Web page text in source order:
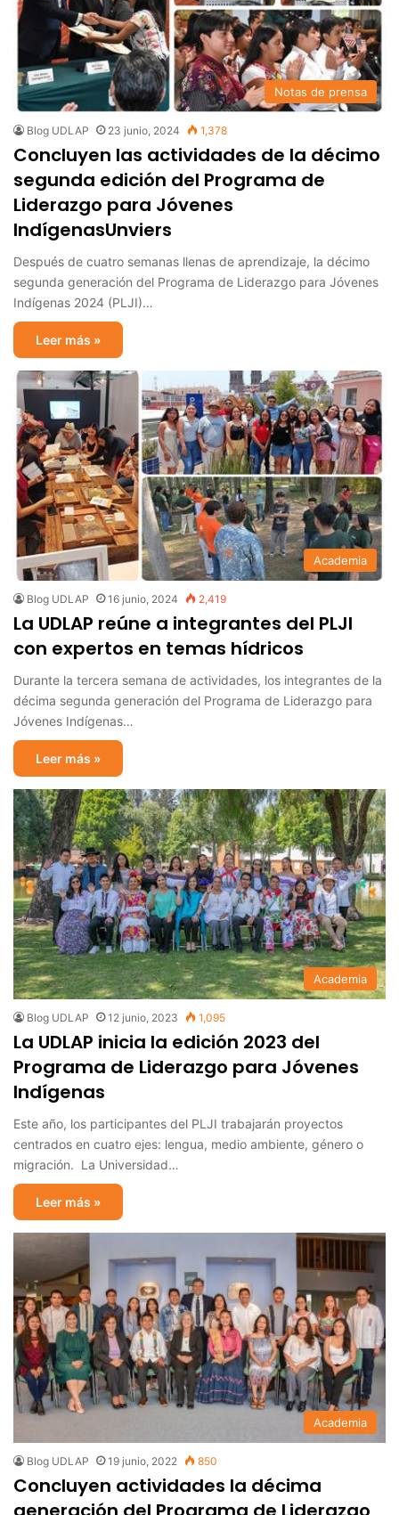
Notas de prensa
Blog UDLAP 23 junio, 2024 1,378
Concluyen las actividades de la décimo
segunda edición del Programa de
Liderazgo para Jóvenes
IndígenasUnviers
Después de cuatro semanas llenas de aprendizaje, la décimo
segunda generación del Programa de Liderazgo para Jóvenes
Indígenas 2024 (PLJI)…
Leer más »
Academia
Blog UDLAP 16 junio, 2024 2,419
La UDLAP reúne a integrantes del PLJI
con expertos en temas hídricos
Durante la tercera semana de actividades, los integrantes de la
décima segunda generación del Programa de Liderazgo para
Jóvenes Indígenas…
Leer más »
Academia
Blog UDLAP 12 junio, 2023 1,095
La UDLAP inicia la edición 2023 del
Programa de Liderazgo para Jóvenes
Indígenas
Este año, los participantes del PLJI trabajarán proyectos
centrados en cuatro ejes: lengua, medio ambiente, género o
migración. La Universidad…
Leer más »
Academia
Blog UDLAP 19 junio, 2022 850
Concluyen actividades la décima